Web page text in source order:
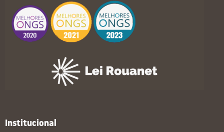
Institucional